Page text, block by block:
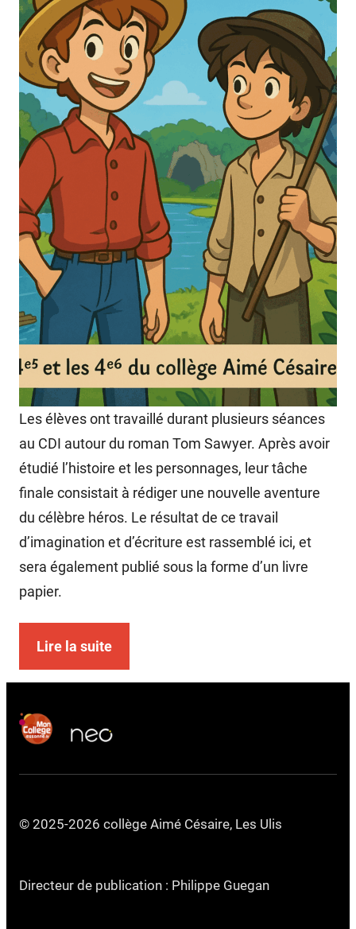
Les élèves ont travaillé durant plusieurs séances
au CDI autour du roman Tom Sawyer. Après avoir
étudié l’histoire et les personnages, leur tâche
finale consistait à rédiger une nouvelle aventure
du célèbre héros. Le résultat de ce travail
d’imagination et d’écriture est rassemblé ici, et
sera également publié sous la forme d’un livre
papier.
Lire la suite
© 2025-2026 collège Aimé Césaire, Les Ulis
Directeur de publication : Philippe Guegan